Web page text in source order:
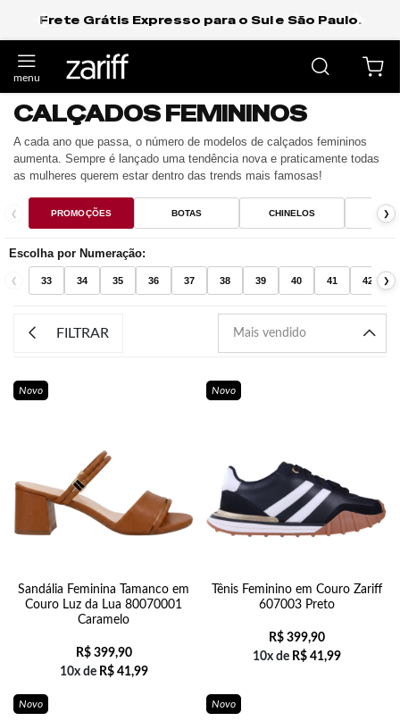
Frete Grátis Expresso para o Sul e São Paulo.
CALÇADOS FEMININOS
A cada ano que passa, o número de modelos de calçados femininos
aumenta. Sempre é lançado uma tendência nova e praticamente todas
as mulheres querem estar dentro das trends mais famosas!
❮ PROMOÇÕES BOTAS CHINELOS ❯
Escolha por Numeração:
❮ 33 34 35 36 37 38 39 40 41 42 ❯
FILTRAR
Novo
Sandália Feminina Tamanco em
Couro Luz da Lua 80070001
Caramelo
R$399,90
10x de R$41,99
Novo
Tênis Feminino em Couro Zariff
607003 Preto
R$399,90
10x de R$41,99
Novo Novo